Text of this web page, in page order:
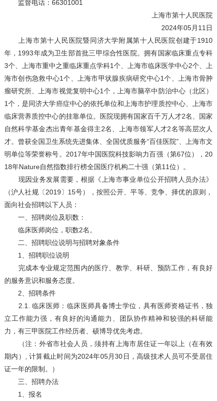
监督电话：66301001
上海市第十人民医院
2024年05月11日
上海市第十人民医院暨同济大学附属第十人民医院创建于1910
年，1993年成为卫生部首批三甲综合性医院。拥有国家临床重点专科
3个、上海市重中之重临床重点学科1个、上海市临床医学中心2个、上
海市创伤急救中心1个、上海市甲状腺疾病研究中心1个、上海市骨肿
瘤研究所、上海市视觉复明中心1个，上海市脑卒中防治中心（北区）
1个，是同济大学癌症中心的依托单位和上海市护理质控中心、上海市
临床营养质控中心的挂靠单位。医院现拥有国家百千万人才2名、国家
自然科学基金杰出青年基金得主2名、上海市领军人才2名等高层次人
才。曾获全国卫生系统先进集体、全国优质服务“百佳医院”、上海市文
明单位等荣誉称号。2017年中国医院科技影响力百强（第67位），20
18年Nature自然指数排行榜全国医疗机构二十强（第11位）。
现因业务发展需要，根据《上海市事业单位公开招聘人员办法》
（沪人社规〔2019〕15号），按照公开、平等、竞争、择优的原则，
面向社会招聘以下人员：
一、招聘岗位及职数：
临床医师岗位，职数2名。
二、招聘职位说明与招聘对象条件
1、招聘职位说明
完成本专业规定范围内的医疗、教学、科研、预防工作，有良好
的服务意识和服务态度。
2、招聘条件
2.1. 临床医师：临床医师具备博士学位，具有医师资格证书，独
立工作能力强，有良好的沟通能力、团队协作精神和较强的科研能
力，有三甲医院工作经历者、硕博导优先考虑。
（注：外省市社会人员，须持有上海市居住证一年以上（在有效
期内）, 计算截止时间为2024年05月30日，高级技术人员可不受居住
证一年的限制。）
三、招聘办法
1、报名